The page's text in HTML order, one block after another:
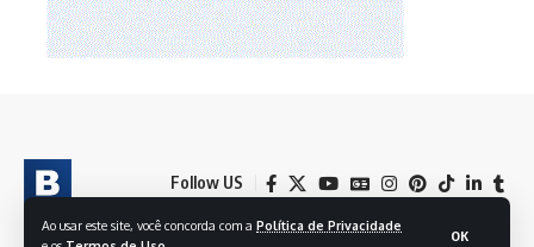
Ao usar este site, você concorda com a Política de Privacidade
OK
Follow US